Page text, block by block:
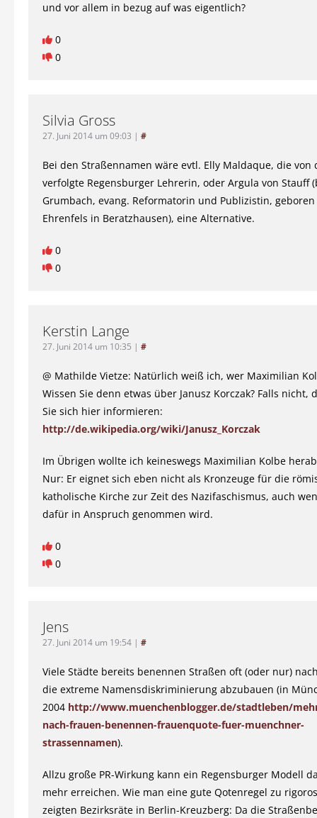
und vor allem in bezug auf was eigentlich?
0
0
Silvia Gross
27. Juni 2014 um 09:03 | #
Bei den Straßennamen wäre evtl. Elly Maldaque, die von
verfolgte Regensburger Lehrerin, oder Argula von Stauff
Grumbach, evang. Reformatorin und Publizistin,
Ehrenfels in Beratzhausen), eine Alternative.
0
0
Kerstin Lange
27. Juni 2014 um 10:35 | #
@ Mathilde Vietze: Natürlich weiß ich, wer Maximilian
Wissen Sie denn etwas über Janusz Korczak? Falls nicht,
Sie sich hier informieren:
http://de.wikipedia.org/wiki/Janusz_Korczak
Im Übrigen wollte ich keineswegs Maximilian Kolbe
Nur: Er eignet sich eben nicht als Kronzeuge für die
katholische Kirche zur Zeit des Nazifaschismus, auch
dafür in Anspruch genommen wird.
0
0
Jens
27. Juni 2014 um 19:54 | #
Viele Städte bereits benennen Straßen oft (oder nur)
die extreme Namensdiskriminierung abzubauen (in
2004 http://www.muenchenblogger.de/stadtleben/
nach-frauen-benennen-frauenquote-fuer-muenchner-
strassennamen).
Allzu große PR-Wirkung kann ein Regensburger Modell
mehr erreichen. Wie man eine gute Qotenregel zu
zeigten Bezirksräte in Berlin-Kreuzberg: Da die